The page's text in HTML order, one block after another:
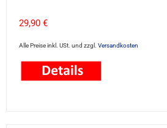
29,90 €
Alle Preise inkl. USt. und zzgl. Versandkosten